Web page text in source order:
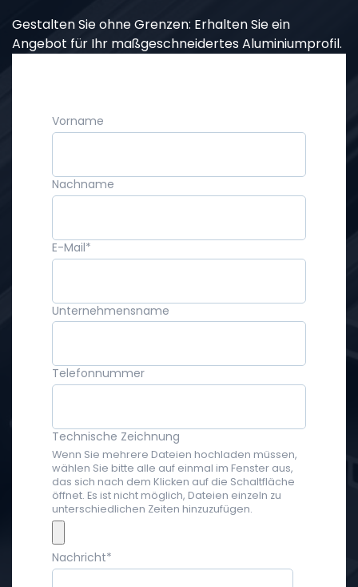
Gestalten Sie ohne Grenzen: Erhalten Sie ein
Angebot für Ihr maßgeschneidertes Aluminiumprofil.
Vorname
Nachname
E-Mail*
Unternehmensname
Telefonnummer
Technische Zeichnung
Wenn Sie mehrere Dateien hochladen müssen,
wählen Sie bitte alle auf einmal im Fenster aus,
das sich nach dem Klicken auf die Schaltfläche
öffnet. Es ist nicht möglich, Dateien einzeln zu
unterschiedlichen Zeiten hinzuzufügen.
Nachricht*